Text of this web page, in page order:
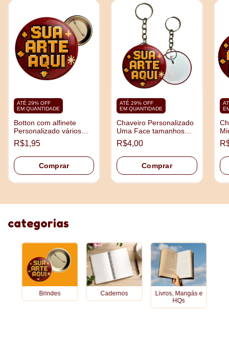
ATÉ 29% OFF
EM QUANTIDADE
Botton com alfinete
Personalizado vários
tamanhos
R$1,95
Comprar
ATÉ 29% OFF
EM QUANTIDADE
Chaveiro Personalizado
Uma Face tamanhos
3,5cm e 4,5cm
R$4,00
Comprar
categorias
Brindes Cadernos
Livros, Mangás e
HQs